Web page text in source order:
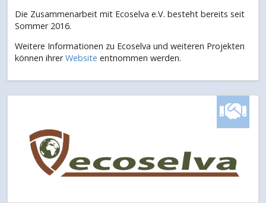
Die Zusammenarbeit mit Ecoselva e.V. besteht bereits seit
Sommer 2016.
Weitere Informationen zu Ecoselva und weiteren Projekten
können ihrerWebsite entnommen werden.